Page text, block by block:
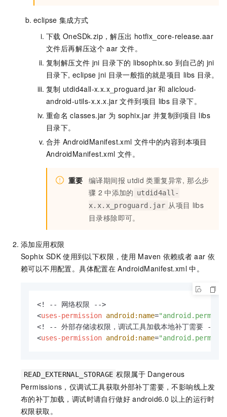
eclipse 集成方式
下载 OneSDk.zip，解压出 hotfix_core-release.aar
文件后再解压这个 aar 文件。
复制解压文件 jni 目录下的 libsophix.so 到自己的 jni
目录下, eclipse jni 目录一般指的就是项目 libs 目录。
复制 utdid4all-x.x.x_proguard.jar 和 alicloud-
android-utils-x.x.x.jar 文件到项目 libs 目录下。
重命名 classes.jar 为 sophix.jar 并复制到项目 libs
目录下。
合并 AndroidManifest.xml 文件中的内容到本项目
AndroidManifest.xml 文件。
重要 编译期间报 utdid 类重复异常, 那么步
骤 2 中添加的 utdid4all-
x.x.x_proguard.jar 从项目 libs
目录移除即可。
添加应用权限
Sophix SDK 使用到以下权限，使用 Maven 依赖或者 aar 依
赖可以不用配置。具体配置在 AndroidManifest.xml 中。
<uses-permission android:name=
<uses-permission android:name=
READ_EXTERNAL_STORAGE 权限属于 Dangerous
Permissions，仅调试工具获取外部补丁需要，不影响线上发
布的补丁加载，调试时请自行做好 android6.0 以上的运行时
权限获取。